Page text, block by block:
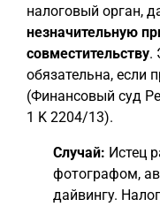
налоговый орган,
незначительную
совместительству.
обязательна, если
(Финансовый суд
1 K 2204/13).
Случай: Истец
фотографом,
дайвингу.